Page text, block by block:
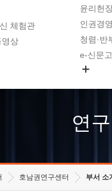
체험관
영상
윤리헌
인권경영
청렴·반
e-신문
고객의소
수의계약
연
호남권연구센터 부서 소